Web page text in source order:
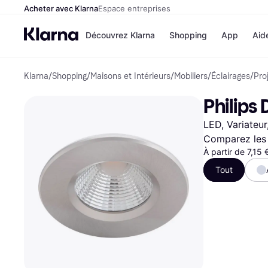
Acheter avec KlarnaEspace entreprises
Découvrez Klarna
Options de
paiement
Payer maintenant
Paiement en 3 fois
Paiement à 30 jours
Klarna sur Apple Pay
Shopping
Magasins
Airbnb
Temu
JD Sports
Voir tous les
App
Klarna/Shopping/Maisons et Intérieurs/Mobiliers/Éclairages/
Philips
LED,
Comparez
À partir de 7,15
Tout